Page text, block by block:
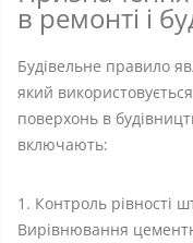
в ремонті і
Будівельне правило
який
поверхонь в
включають:
1. Контроль рівності
Вирівнювання